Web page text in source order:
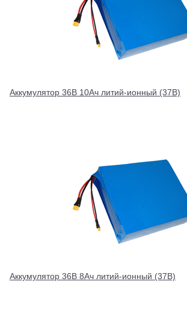
Аккумулятор 36В 10Ач литий-ионный (37В)
Аккумулятор 36В 8Ач литий-ионный (37В)